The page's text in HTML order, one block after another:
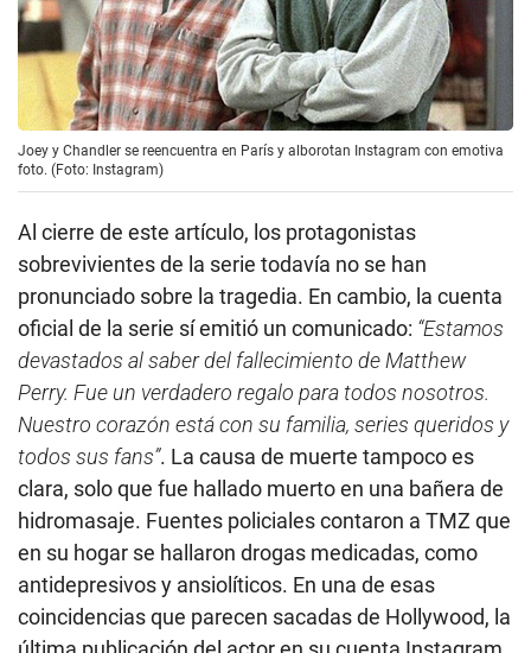
Joey y Chandler se reencuentra en París y alborotan Instagram con emotiva
foto. (Foto: Instagram)
Al cierre de este artículo, los protagonistas
sobrevivientes de la serie todavía no se han
pronunciado sobre la tragedia. En cambio, la cuenta
oficial de la serie sí emitió un comunicado: “Estamos
devastados al saber del fallecimiento de Matthew
Perry. Fue un verdadero regalo para todos nosotros.
Nuestro corazón está con su familia, series queridos y
todos sus fans”. La causa de muerte tampoco es
clara, solo que fue hallado muerto en una bañera de
hidromasaje. Fuentes policiales contaron a TMZ que
en su hogar se hallaron drogas medicadas, como
antidepresivos y ansiolíticos. En una de esas
coincidencias que parecen sacadas de Hollywood, la